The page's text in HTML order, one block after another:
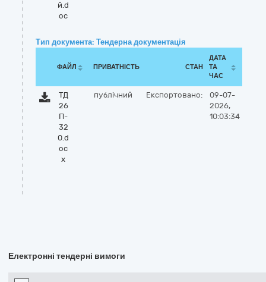
й.d
oc
Тип документа: Тендерна документація
ФАЙЛ ПРИВАТНІСТЬ СТАН
ДАТА
ТА
ЧАС
ТД
26
П-
32
0.d
oc
x
публічний Експортовано:
09-07-
2026,
10:03:34
Електронні тендерні вимоги